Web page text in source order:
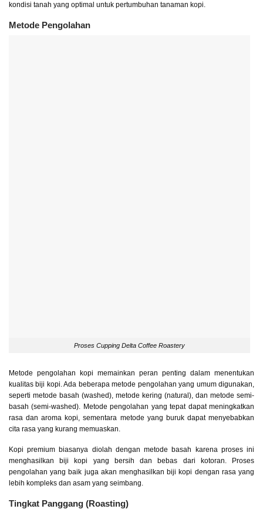
kondisi tanah yang optimal untuk pertumbuhan tanaman kopi.
Metode Pengolahan
Proses Cupping Delta Coffee Roastery
Metode pengolahan kopi memainkan peran penting dalam menentukan
kualitas biji kopi. Ada beberapa metode pengolahan yang umum digunakan,
seperti metode basah (washed), metode kering (natural), dan metode semi-
basah (semi-washed). Metode pengolahan yang tepat dapat meningkatkan
rasa dan aroma kopi, sementara metode yang buruk dapat menyebabkan
cita rasa yang kurang memuaskan.
Kopi premium biasanya diolah dengan metode basah karena proses ini
menghasilkan biji kopi yang bersih dan bebas dari kotoran. Proses
pengolahan yang baik juga akan menghasilkan biji kopi dengan rasa yang
lebih kompleks dan asam yang seimbang.
Tingkat Panggang (Roasting)